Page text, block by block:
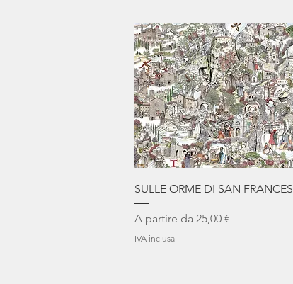
Vista rapida
SULLE ORME DI SAN
A partire da 25,00 €
Prezzo scontato
IVA inclusa